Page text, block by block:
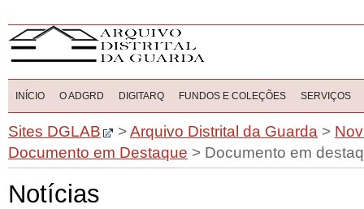
INÍCIO O ADGRD DIGITARQ FUNDOS E COLEÇÕES SERVIÇOS
Sites DGLAB >Arquivo Distrital da Guarda >
Documento em Destaque > Documento em
Notícias